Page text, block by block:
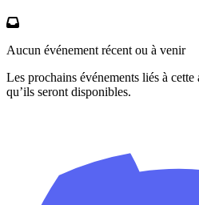
Aucun événement récent ou à venir
Les prochains événements liés à
qu’ils seront disponibles.